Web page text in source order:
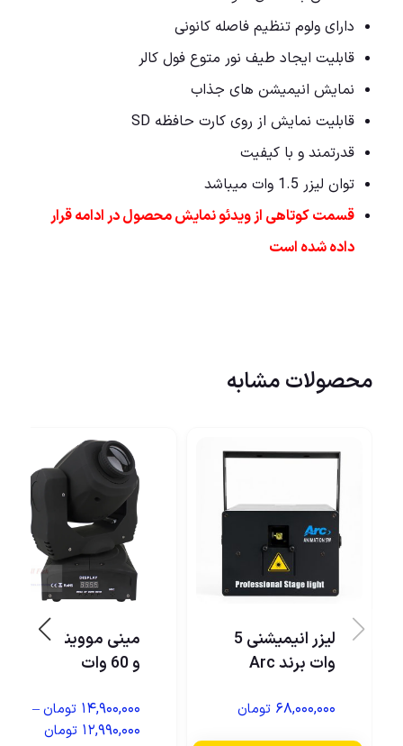
دارای ولوم تنظیم فاصله کانونی
قابلیت ایجاد طیف نور متوع فول کالر
نمایش انیمیشن های جذاب
قابلیت نمایش از روی کارت حافظه SD
قدرتمند و با کیفیت
توان لیزر 1.5 وات میباشد
قسمت کوتاهی از ویدئو نمایش محصول در ادامه قرار
داده شده است
محصولات مشابه
لیزر انیمیشنی 5
وات برند Arc
۶۸,۰۰۰,۰۰۰ تومان
مینی مووینگ30
و 60 وات
۱۴,۹۰۰,۰۰۰ تومان–
۱۲,۹۹۰,۰۰۰ تومان